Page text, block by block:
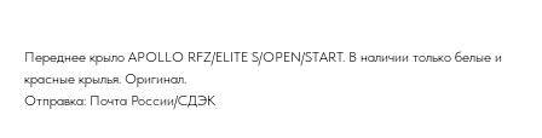
Переднее крыло APOLLO RFZ/ELITE S/OPEN/START. В наличии только белые и
красные крылья. Оригинал.
Отправка: Почта России/СДЭК